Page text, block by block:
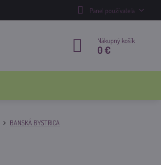
Panel používateľa
Nákupný košík
0 €
BANSKÁ BYSTRICA